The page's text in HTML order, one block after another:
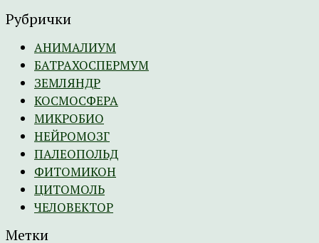
Рубрички
АНИМАЛИУМ
БАТРАХОСПЕРМУМ
ЗЕМЛЯНДР
КОСМОСФЕРА
МИКРОБИО
НЕЙРОМОЗГ
ПАЛЕОПОЛЬД
ФИТОМИКОН
ЦИТОМОЛЬ
ЧЕЛОВЕКТОР
Метки